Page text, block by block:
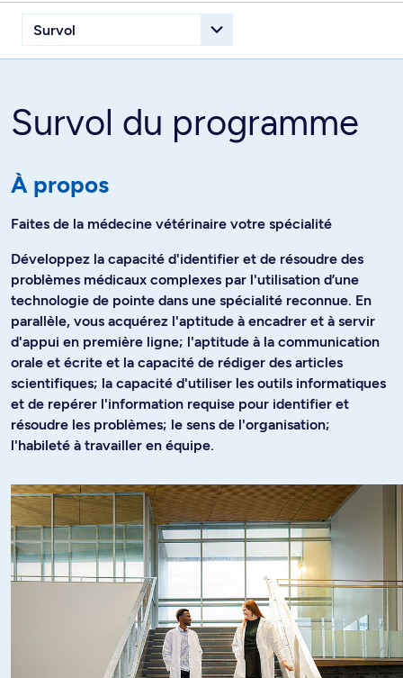
Survol du programme
À propos
Faites de la médecine vétérinaire votre spécialité
Développez la capacité d'identifier et de résoudre des
problèmes médicaux complexes par l'utilisation d’une
technologie de pointe dans une spécialité reconnue. En
parallèle, vous acquérez l'aptitude à encadrer et à servir
d'appui en première ligne; l'aptitude à la communication
orale et écrite et la capacité de rédiger des articles
scientifiques; la capacité d'utiliser les outils informatiques
et de repérer l'information requise pour identifier et
résoudre les problèmes; le sens de l'organisation;
l'habileté à travailler en équipe.